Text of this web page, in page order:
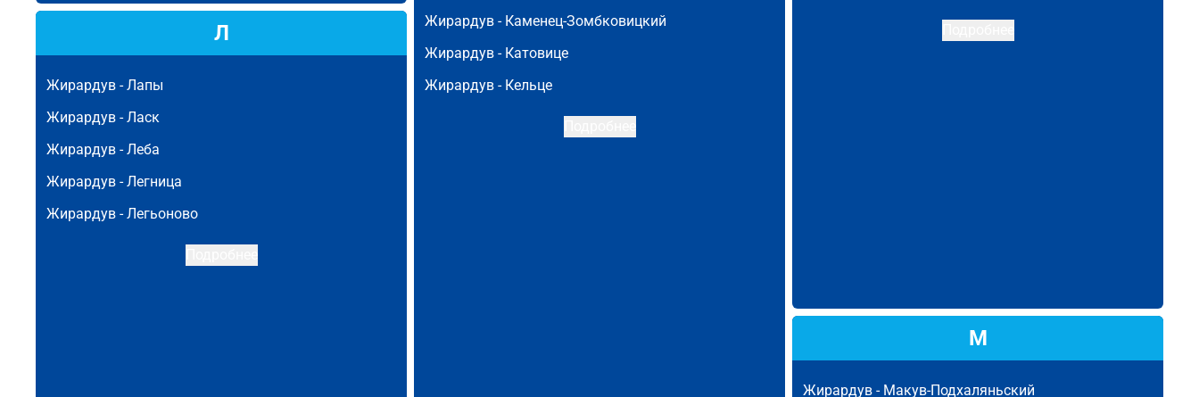
Жирардув - Каменец-Зомбковицкий
Жирардув - Катовице
Жирардув - Кельце
Л
Жирардув -Лапы
Жирардув -Ласк
Жирардув -Леба
Жирардув -Легница
Жирардув -Легьоново
М
Жирардув - Макув-Подхаляньский